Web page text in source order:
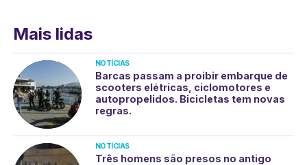
Mais lidas
NOTÍCIAS
Barcas passam a proibir embarque de
scooters elétricas, ciclomotores e
autopropelidos. Bicicletas tem novas
regras.
NOTÍCIAS
Três homens são presos no antigo